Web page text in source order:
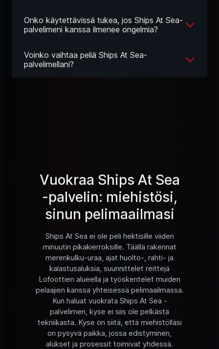
Onko käytettävissä tukea, jos Ships At Sea-
palvelimeni kanssa ilmenee ongelmia?
Voinko vaihtaa peliä Ships At Sea-
palvelimellani?
Vuokraa Ships At Sea
-palvelin: miehistösi,
sinun pelimaailmasi
Ships At Sea ei ole peli hektisille viiden
minuutin pikakierroksille. Täällä rakennat
merenkulku-uraa, ajat huolto-, rahti- ja
kalastusaluksia, suunnittelet reittejä
Lofoottien alueella ja työskentelet muiden
pelaajien kanssa yhteisessä pelimaailmassa.
Kun haluat vuokrata Ships At Sea -
palvelimen, kyse ei siis ole pelkästä
tekniikasta. Kyse on siitä, että miehistölläsi
on pysyvä paikka, jossa edistyminen,
alukset ja prosessit toimivat yhdessä.